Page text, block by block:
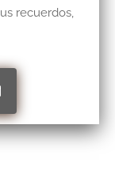
recuerdos,